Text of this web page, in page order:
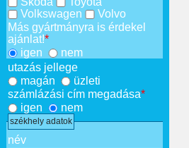
Volkswagen
Volvo
Más gyártmányra is érdekel
ajánlat!*
igen
nem
utazás jellege
magán
üzleti
számlázási cím megadása*
igen
nem
székhely adatok
név